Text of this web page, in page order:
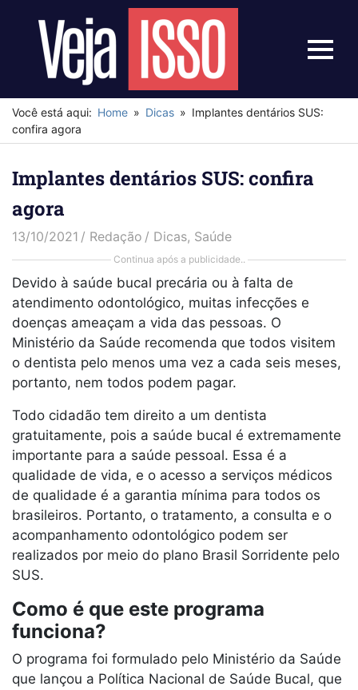
content
Veja
Isso
Menu
Você está aqui: Home Dicas
Implantes dentários SUS:
confira agora
Implantes dentários SUS: confira
agora
13/10/2021 Redação Dicas, Saúde
Continua após a publicidade..
Devido à saúde bucal precária ou à falta de
atendimento odontológico, muitas infecções e
doenças ameaçam a vida das pessoas. O
Ministério da Saúde recomenda que todos visitem
o dentista pelo menos uma vez a cada seis meses,
portanto, nem todos podem pagar.
Todo cidadão tem direito a um dentista
gratuitamente, pois a saúde bucal é extremamente
importante para a saúde pessoal. Essa é a
qualidade de vida, e o acesso a serviços médicos
de qualidade é a garantia mínima para todos os
brasileiros. Portanto, o tratamento, a consulta e o
acompanhamento odontológico podem ser
realizados por meio do plano Brasil Sorridente pelo
SUS.
Como é que este programa
funciona?
O programa foi formulado pelo Ministério da Saúde
que lançou a Política Nacional de Saúde Bucal, que